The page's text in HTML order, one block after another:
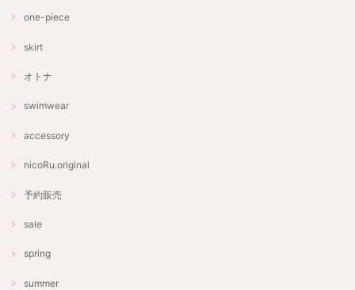
one-piece
skirt
オトナ
swimwear
accessory
nicoRu.original
予約販売
sale
spring
summer